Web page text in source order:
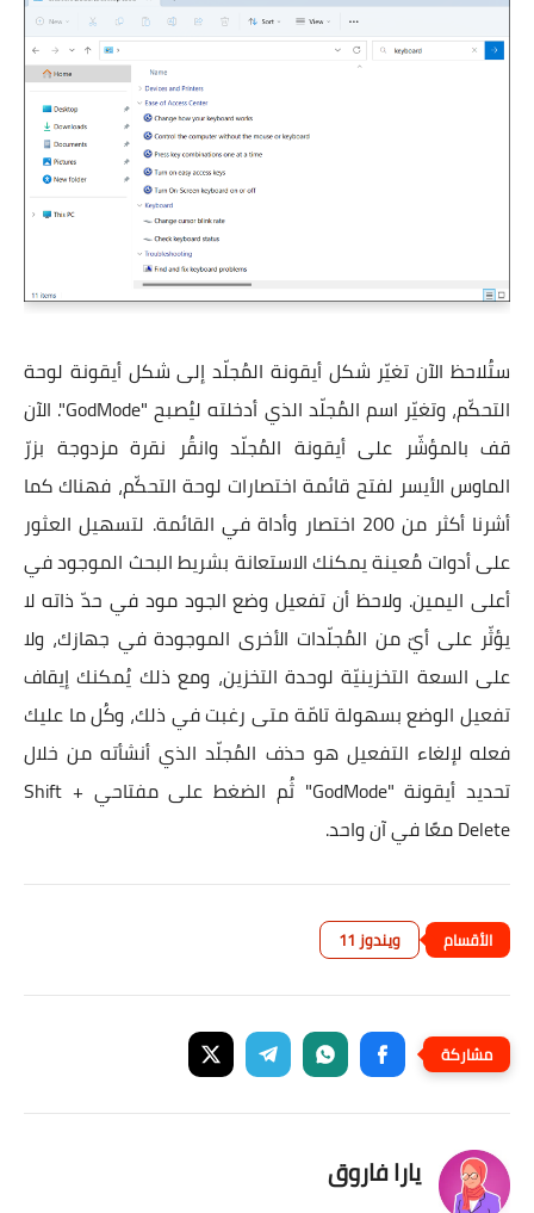
ستُلاحظ الآن تغيّر شكل أيقونة المُجلّد إلى شكل أيقونة لوحة
التحكّم، وتغيّر اسم المُجلّد الذي أدخلته ليُصبح "GodMode". الآن
قف بالمؤشّر على أيقونة المُجلّد وانقُر نقرة مزدوجة بزرّ
الماوس الأيسر لفتح قائمة اختصارات لوحة التحكّم، فهناك كما
أشرنا أكثر من 200 اختصار وأداة في القائمة. لتسهيل العثور
على أدوات مُعينة يمكنك الاستعانة بشريط البحث الموجود في
أعلى اليمين. ولاحظ أن تفعيل وضع الجود مود في حدّ ذاته لا
يؤثّر على أيّ من المُجلّدات الأخرى الموجودة في جهازك، ولا
على السعة التخزينيّة لوحدة التخزين، ومع ذلك يُمكنك إيقاف
تفعيل الوضع بسهولة تامّة متى رغبت في ذلك، وكُل ما عليك
فعله لإلغاء التفعيل هو حذف المُجلّد الذي أنشأته من خلال
تحديد أيقونة "GodMode" ثُم الضغط على مفتاحي Shift +
Delete معًا في آن واحد.
ويندوز 11
يارا فاروق